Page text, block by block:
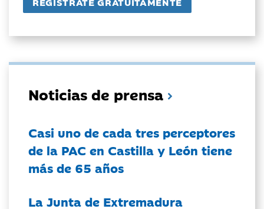
Noticias de prensa
Casi uno de cada tres perceptores
de la PAC en Castilla y León tiene
más de 65 años
La Junta de Extremadura